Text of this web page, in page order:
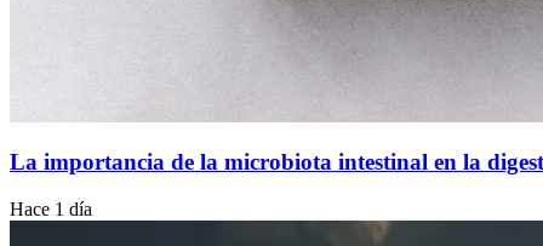
La importancia de la microbiota intestinal en la
Hace 1 día